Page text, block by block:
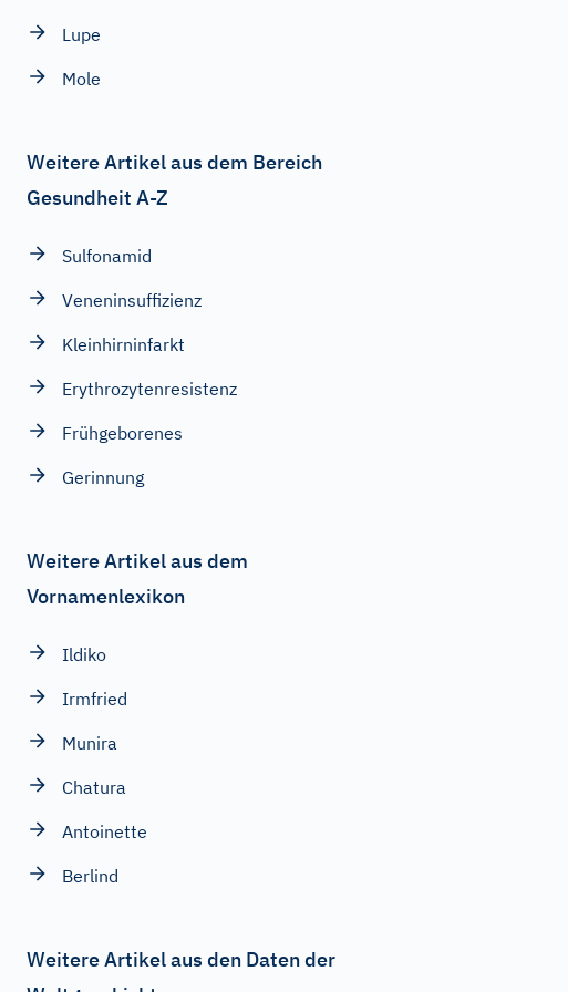
Lupe
Mole
Weitere Artikel aus dem Bereich
Gesundheit A-Z
Sulfonamid
Veneninsuffizienz
Kleinhirninfarkt
Erythrozytenresistenz
Frühgeborenes
Gerinnung
Weitere Artikel aus dem
Vornamenlexikon
Ildiko
Irmfried
Munira
Chatura
Antoinette
Berlind
Weitere Artikel aus den Daten der